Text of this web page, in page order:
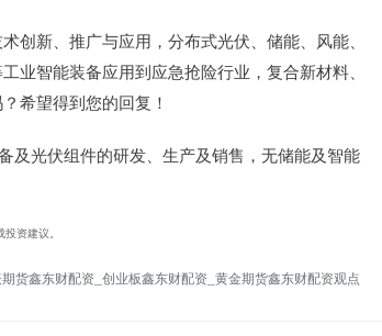
创新、推广与应用，分布式光伏、储能、风能、
业智能装备应用到应急抢险行业，复合新材料、
希望得到您的回复！
及光伏组件的研发、生产及销售，无储能及智能
资建议。
货鑫东财配资_创业板鑫东财配资_黄金期货鑫东财配资观点